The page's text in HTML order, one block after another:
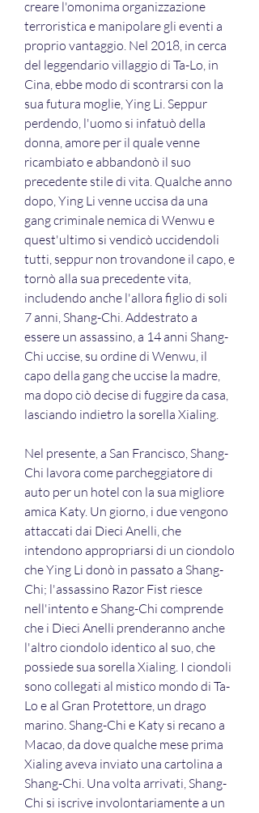
creare l'omonima organizzazione
terroristica e manipolare gli eventi a
proprio vantaggio. Nel 2018, in cerca
del leggendario villaggio di Ta-Lo, in
Cina, ebbe modo di scontrarsi con la
sua futura moglie, Ying Li. Seppur
perdendo, l'uomo si infatuò della
donna, amore per il quale venne
ricambiato e abbandonò il suo
precedente stile di vita. Qualche anno
dopo, Ying Li venne uccisa da una
gang criminale nemica di Wenwu e
quest'ultimo si vendicò uccidendoli
tutti, seppur non trovandone il capo, e
tornò alla sua precedente vita,
includendo anche l'allora figlio di soli
7 anni, Shang-Chi. Addestrato a
essere un assassino, a 14 anni Shang-
Chi uccise, su ordine di Wenwu, il
capo della gang che uccise la madre,
ma dopo ciò decise di fuggire da casa,
lasciando indietro la sorella Xialing.
Nel presente, a San Francisco, Shang-
Chi lavora come parcheggiatore di
auto per un hotel con la sua migliore
amica Katy. Un giorno, i due vengono
attaccati dai Dieci Anelli, che
intendono appropriarsi di un ciondolo
che Ying Li donò in passato a Shang-
Chi; l'assassino Razor Fist riesce
nell'intento e Shang-Chi comprende
che i Dieci Anelli prenderanno anche
l'altro ciondolo identico al suo, che
possiede sua sorella Xialing. I ciondoli
sono collegati al mistico mondo di Ta-
Lo e al Gran Protettore, un drago
marino. Shang-Chi e Katy si recano a
Macao, da dove qualche mese prima
Xialing aveva inviato una cartolina a
Shang-Chi. Una volta arrivati, Shang-
Chi si iscrive involontariamente a un